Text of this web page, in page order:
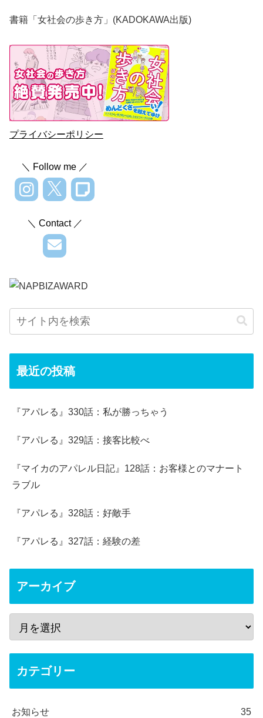
書籍「女社会の歩き方」(KADOKAWA出版)
プライバシーポリシー
＼ Follow me ／
＼ Contact ／
最近の投稿
『アパレる』330話：私が勝っちゃう
『アパレる』329話：接客比較べ
『マイカのアパレル日記』128話：お客様とのマナート
ラブル
『アパレる』328話：好敵手
『アパレる』327話：経験の差
アーカイブ
カテゴリー
お知らせ 35